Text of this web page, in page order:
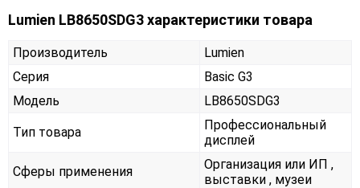
Lumien LB8650SDG3 характеристики товара
Производитель
Lumien
Серия
Basic G3
Модель
LB8650SDG3
Тип товара
Профессиональный
дисплей
Сферы применения
Организация или ИП ,
выставки , музеи